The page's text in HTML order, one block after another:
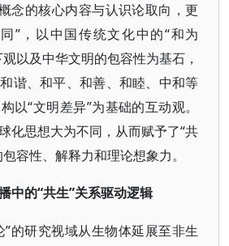
念的核心内容与认识论取向，更
”，以中国传统文化中的“和为
以及中华文明的包容性为基石，
谐、和平、和善、和睦、中和等
以“文明差异”为基础的互动观。
化思想大为不同，从而赋予了“共
容性、解释力和理论想象力。
中的“共生”关系驱动逻辑
”的研究视域从生物体延展至非生